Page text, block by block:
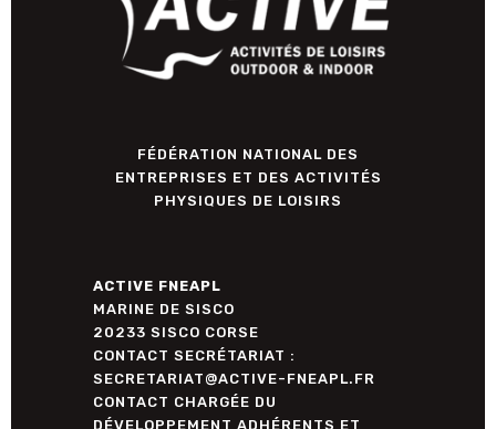
FÉDÉRATION NATIONAL DES
ENTREPRISES ET DES ACTIVITÉS
PHYSIQUES DE LOISIRS
ACTIVE FNEAPL
MARINE DE SISCO
20233 SISCO CORSE
CONTACT SECRÉTARIAT :
SECRETARIAT@ACTIVE-FNEAPL.FR
CONTACT CHARGÉE DU
DÉVELOPPEMENT ADHÉRENTS ET